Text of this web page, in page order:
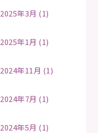
2025年3月 (1)
2025年1月 (1)
2024年11月 (1)
2024年7月 (1)
2024年5月 (1)